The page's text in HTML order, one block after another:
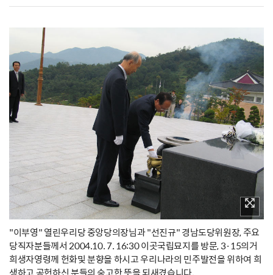
"이부영" 열린우리당 중앙당의장님과 "선진규" 경남도당위원장, 주요
당직자분들께서 2004.10. 7. 16:30 이곳국립묘지를 방문, 3·15의거
희생자영령께 헌화및 분향을 하시고 우리나라의 민주발전을 위하여 희